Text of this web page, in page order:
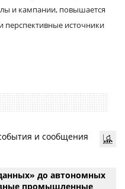
и кампании, повышается
перспективные источники
и сообщения
до автономных
промышленные